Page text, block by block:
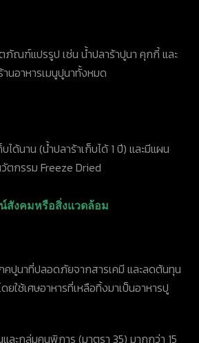
ภัณฑ์แปรรูป เช่น น้ำปลาร้าปูนา คุกกี้ และ
นอาหารเมนูปูนาทั้งหมด
ด้นาน (น้ำปลาร้าเก็บได้ 1 ปี) และมีแผน
ตกรรม Freeze Dried
สังคมหรือสิ่งแวดล้อม
คปูนาที่ปลอดภัยจากสารเคมี และลดต้นทุน
ยใช้เศษอาหารที่เหลือทิ้งมาเป็นอาหารปู
ละกลุ่มคนพิการ (มาตรา 35) มากกว่า 15